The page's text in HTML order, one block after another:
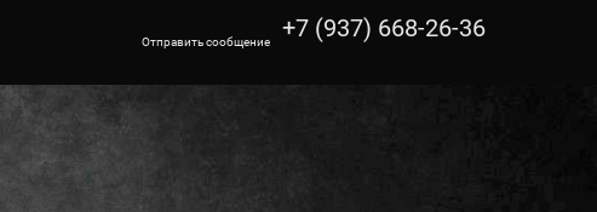
Отправить сообщение +7 (937) 668-26-36